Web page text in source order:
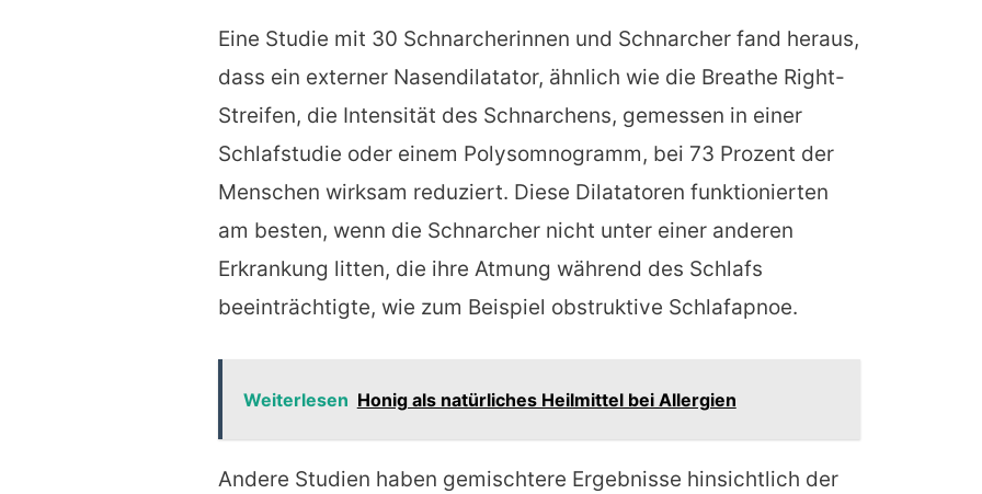
Eine Studie mit 30 Schnarcherinnen und Schnarcher fand heraus,
dass ein externer Nasendilatator, ähnlich wie die Breathe Right-
Streifen, die Intensität des Schnarchens, gemessen in einer
Schlafstudie oder einem Polysomnogramm, bei 73 Prozent der
Menschen wirksam reduziert. Diese Dilatatoren funktionierten
am besten, wenn die Schnarcher nicht unter einer anderen
Erkrankung litten, die ihre Atmung während des Schlafs
beeinträchtigte, wie zum Beispiel obstruktive Schlafapnoe.
Weiterlesen Honig als natürliches Heilmittel bei Allergien
Andere Studien haben gemischtere Ergebnisse hinsichtlich der